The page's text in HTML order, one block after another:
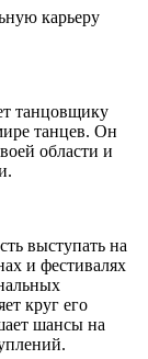
карьеру
танцовщику
танцев. Он
области и
выступать на
и фестивалях
круг его
шансы на